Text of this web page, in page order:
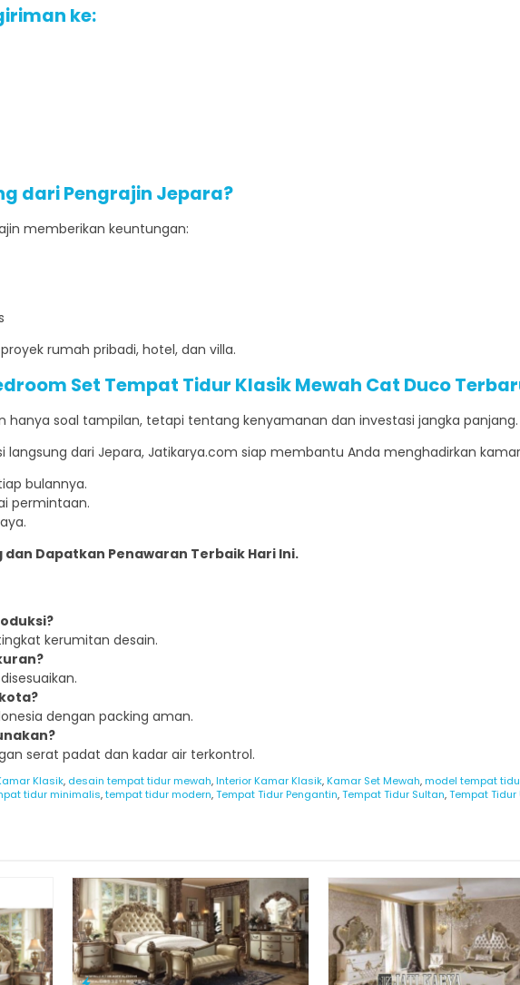
ke:
dari Pengrajin Jepara?
memberikan keuntungan:
rumah pribadi, hotel, dan villa.
Set Tempat Tidur Klasik Mewah Cat Duco
hanya soal tampilan, tetapi tentang kenyamanan dan investasi jangka panjang.
langsung dari Jepara, Jatikarya.com siap membantu Anda menghadirkan
bulannya.
permintaan.
dan Dapatkan Penawaran Terbaik Hari Ini.
kerumitan desain.
dengan packing aman.
serat padat dan kadar air terkontrol.
Klasik, desain tempat tidur mewah,Interior Kamar Klasik,Kamar Set Mewah,model tempat
tidur minimalis,tempat tidur modern,Tempat Tidur Pengantin,Tempat Tidur Sultan,Tempat Tidur